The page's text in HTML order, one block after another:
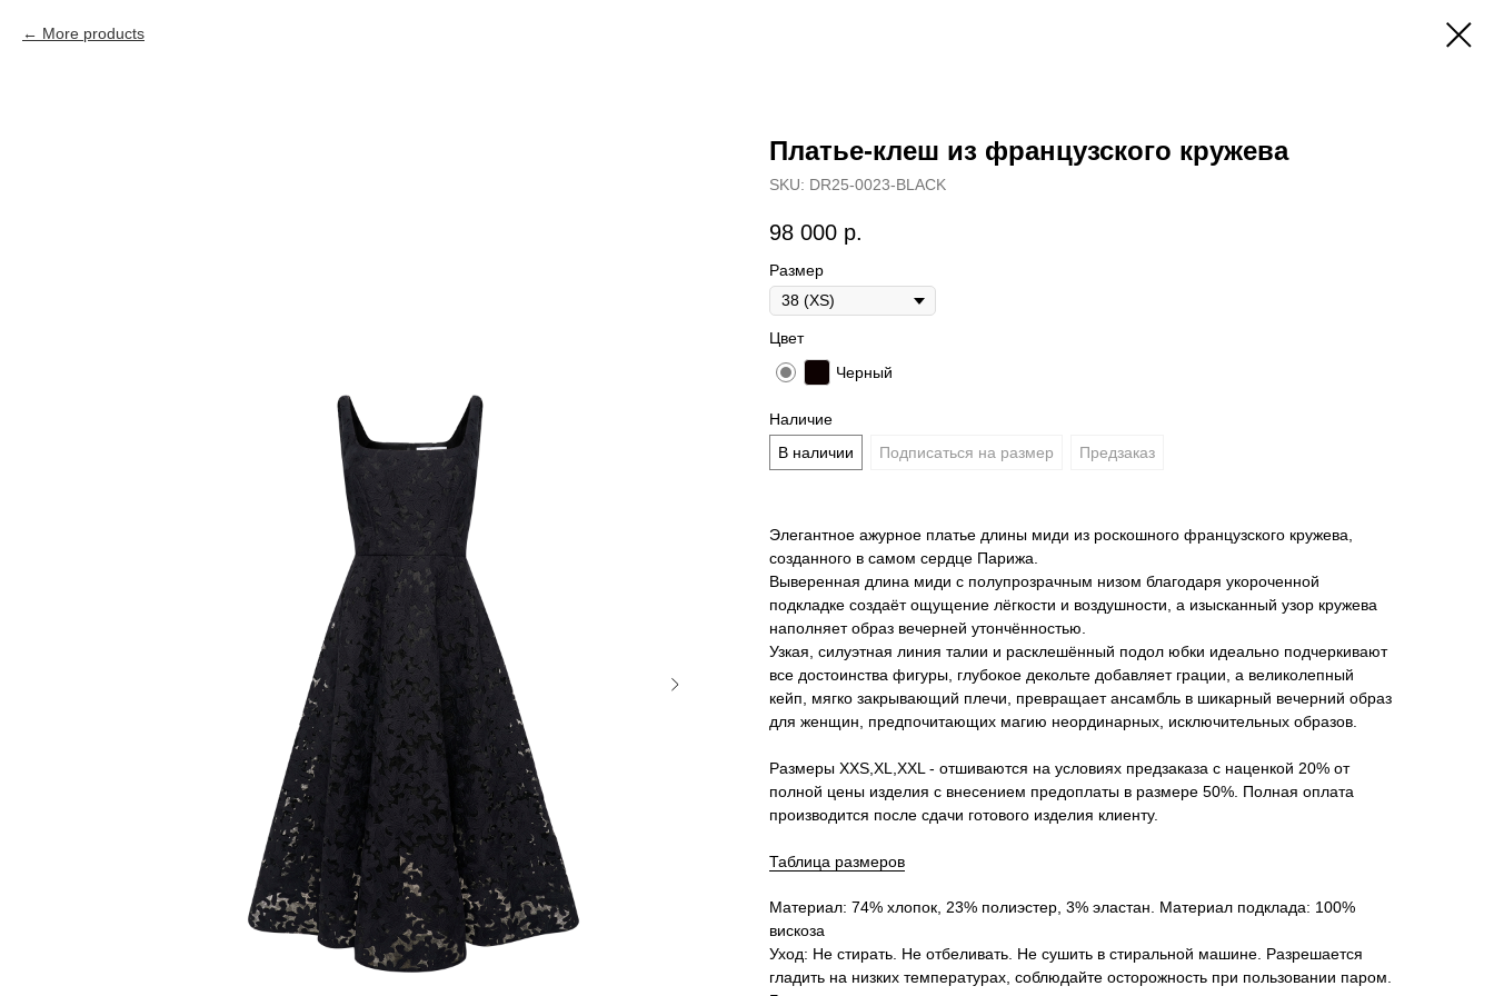
More products
Платье-клеш из французского кружева
SKU: DR25-0023-BLACK
98 000 р.
Размер
Цвет
Черный
Наличие
В наличии
Подписаться на размер Предзаказ
Элегантное ажурное платье длины миди из роскошного французского кружева,
созданного в самом сердце Парижа.
Выверенная длина миди с полупрозрачным низом благодаря укороченной
подкладке создаёт ощущение лёгкости и воздушности, а изысканный узор кружева
наполняет образ вечерней утончённостью.
Узкая, силуэтная линия талии и расклешённый подол юбки идеально подчеркивают
все достоинства фигуры, глубокое декольте добавляет грации, а великолепный
кейп, мягко закрывающий плечи, превращает ансамбль в шикарный вечерний образ
для женщин, предпочитающих магию неординарных, исключительных образов.
Размеры XXS,XL,XXL - отшиваются на условиях предзаказа с наценкой 20% от
полной цены изделия с внесением предоплаты в размере 50%. Полная оплата
производится после сдачи готового изделия клиенту.
Таблица размеров
Материал: 74% хлопок, 23% полиэстер, 3% эластан. Материал подклада: 100%
вискоза
Уход: Не стирать. Не отбеливать. Не сушить в стиральной машине. Разрешается
гладить на низких температурах, соблюдайте осторожность при пользовании паром.